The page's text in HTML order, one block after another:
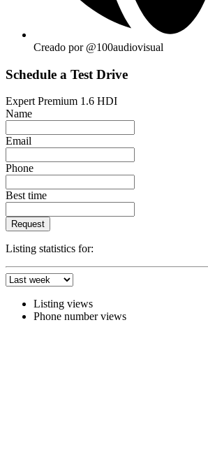
Creado por @100audiovisual
Schedule a Test Drive
Expert Premium 1.6 HDI
Name
Email
Phone
Best time
Request
Listing statistics for:
Listing views
Phone number views